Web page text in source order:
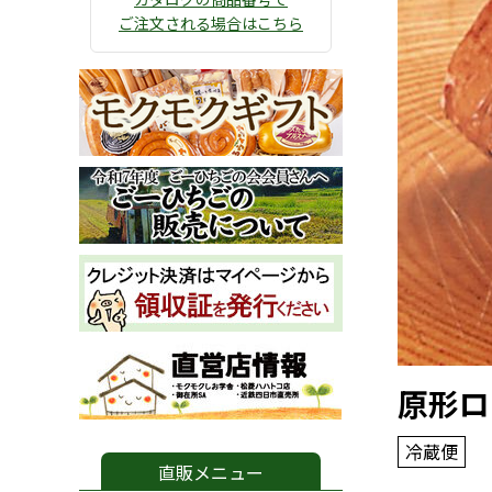
原形
冷蔵便
ご注文される場合はこちら
直販メニュー